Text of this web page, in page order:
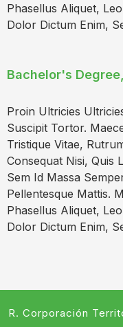
Phasellus Aliquet,
Dolor Dictum Enim,
Bachelor's Degree,
Proin Ultricies
Suscipit Tortor.
Tristique Vitae,
Consequat Nisi, Quis
Sem Id Massa
Pellentesque Mattis.
Phasellus Aliquet,
Dolor Dictum Enim,
R. Corporación